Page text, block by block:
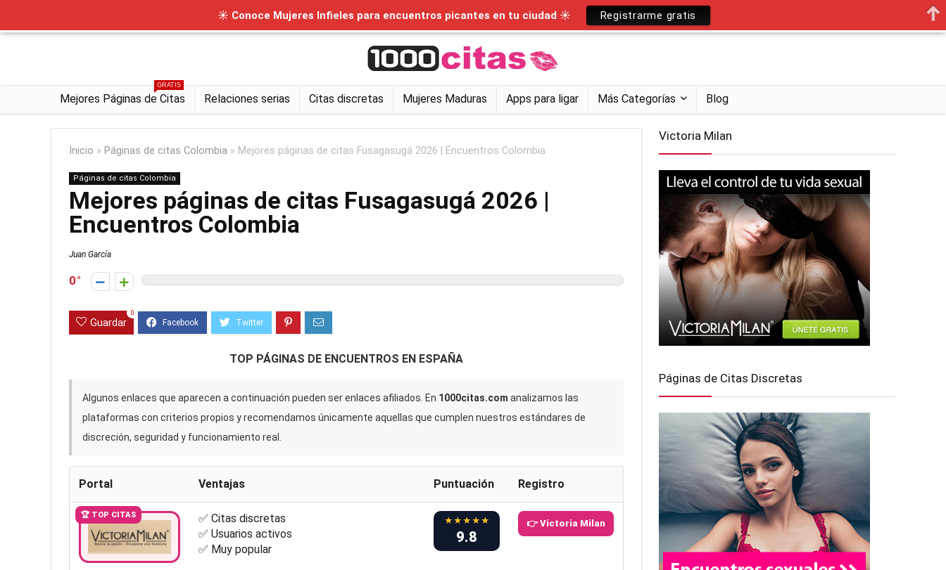
Mejores Páginas de Citas
GRATIS
Relaciones serias Citas discretas Mujeres Maduras Apps para ligar Más Categorías Blog
Inicio » Páginas de citas Colombia » Mejores páginas de citas Fusagasugá 2026 | Encuentros Colombia
Páginas de citas Colombia
Mejores páginas de citas Fusagasugá 2026 |
Encuentros Colombia
Juan García
0
Guardar
0
TOP PÁGINAS DE ENCUENTROS EN ESPAÑA
Algunos enlaces que aparecen a continuación pueden ser enlaces afiliados. En 1000citas.com analizamos las
plataformas con criterios propios y recomendamos únicamente aquellas que cumplen nuestros estándares de
discreción, seguridad y funcionamiento real.
Portal Ventajas Puntuación Registro
🏆 TOP CITAS
✅ Citas discretas
✅ Usuarios activos
✅ Muy popular
★★★★★
9.8
👉 Victoria Milan
Victoria Milan
Páginas de Citas Discretas
☀ Conoce Mujeres Infieles para encuentros picantes en tu ciudad ☀ Registrarme gratis